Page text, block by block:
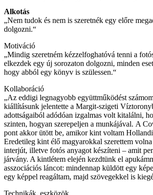
Alkotás
„Nem tudok és nem is szeretnék egy előre
dolgozni.“
Motiváció
„Mindig szeretném kézzelfoghatóvá tenni a
elkezdek egy új sorozaton dolgozni, minden
hogy abból egy könyv is szülessen.“
Kollaboráció
„Az eddigi legnagyobb együttműködést
kiállításunk jelentette a Margit-szigeti
adottságaiból adódóan izgalmas volt kitalálni,
szinten, hogyan szerepeljen a munkájával. A
pont akkor ütött be, amikor kint voltam
Eredetileg kint élő magyarokkal szerettem
interjút, illetve fotós anyagot készíteni – amit
járvány. A kintlétem elején kezdtünk el
asszociációs láncot: mindennap küldött egy
egy képpel reagáltam, majd szövegekkel is